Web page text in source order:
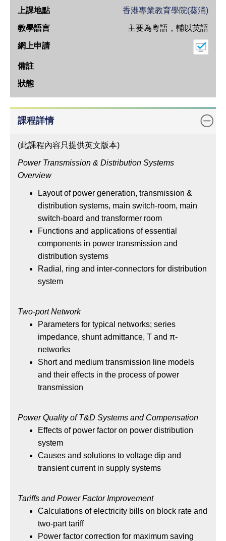
開
日
期
上
課
地
點
教
語
網
香港專業教育學院(葵涌)
主要為粵語，輔以英語
課程詳情
(此課程內容只提供英文版本)
Power Transmission & Distribution Systems
Overview
Layout of power generation, transmission &
distribution systems, main switch-room, main
switch-board and transformer room
Functions and applications of essential
components in power transmission and
distribution systems
Radial, ring and inter-connectors for distribution
system
Two-port Network
Parameters for typical networks; series
impedance, shunt admittance, T and π-
networks
Short and medium transmission line models
and their effects in the process of power
transmission
Power Quality of T&D Systems and Compensation
Effects of power factor on power distribution
system
Causes and solutions to voltage dip and
transient current in supply systems
Tariffs and Power Factor Improvement
Calculations of electricity bills on block rate and
two-part tariff
Power factor correction for maximum saving